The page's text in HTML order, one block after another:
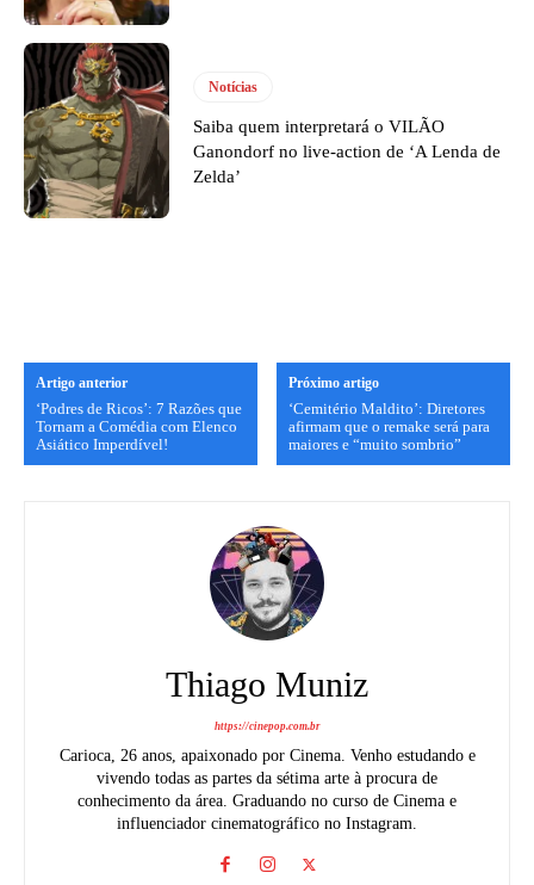
Notícias
Saiba quem interpretará o VILÃO
Ganondorf no live-action de ‘A Lenda de
Zelda’
Artigo anterior
‘Podres de Ricos’: 7 Razões que
Tornam a Comédia com Elenco
Asiático Imperdível!
Próximo artigo
‘Cemitério Maldito’: Diretores
afirmam que o remake será para
maiores e “muito sombrio”
Thiago Muniz
https://cinepop.com.br
Carioca, 26 anos, apaixonado por Cinema. Venho estudando e
vivendo todas as partes da sétima arte à procura de
conhecimento da área. Graduando no curso de Cinema e
influenciador cinematográfico no Instagram.